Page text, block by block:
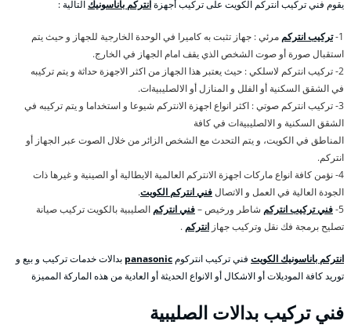
يقوم فني تركيب انتركم الكويت على تركيب أجهزةانتركم باناسونيك التالية :
1- تركيب انتركم مرئي : جهاز تثبت به كاميرا في الوحدة الخارجية للجهاز و حيث يتم
استقبال صورة أو صوت الشخص الذي يقف امام الجهاز في الخارج.
2- تركيب انتركم لاسلكي : حيث يعتبر هذا الجهاز من اكثر الاجهزة حداثة و يتم تركيبه
في الشقق السكنية أو الفلل و المنازل أو الالصليبيةات.
3- تركيب انتركم صوتي : اكثر انواع اجهزة الانتركم شيوعا و استخداما و يتم تركيبه في
الشقق السكنية و الالصليبيةات في كافة
المناطق في الكويت، و يتم التحدث مع الشخص الزائر من خلال الصوت عبر الجهاز أو
انتركم.
4- نؤمن كافة انواع ماركات اجهزة الانتركم العالمية الايطالية أو الصينية و غيرها ذات
الجودة العالية في العمل و الاتصالفني انتركم الكويت.
5- فني تركيب انتركم شاطر ورخيص –فني انتركم الصليبية بالكويت تركيب صيانة
تصليح برمجة فك نقل وتركيب جهاز انتركم .
انتركم باناسونيك الكويت فني تركيب انتركوم panasonic بدالات خدمات تركيب و بيع و
توريد كافة الموديلات أو الاشكال أو الانواع الحديثة أو العادية من هذه الماركة المميزة
فني تركيب بدالات الصليبية